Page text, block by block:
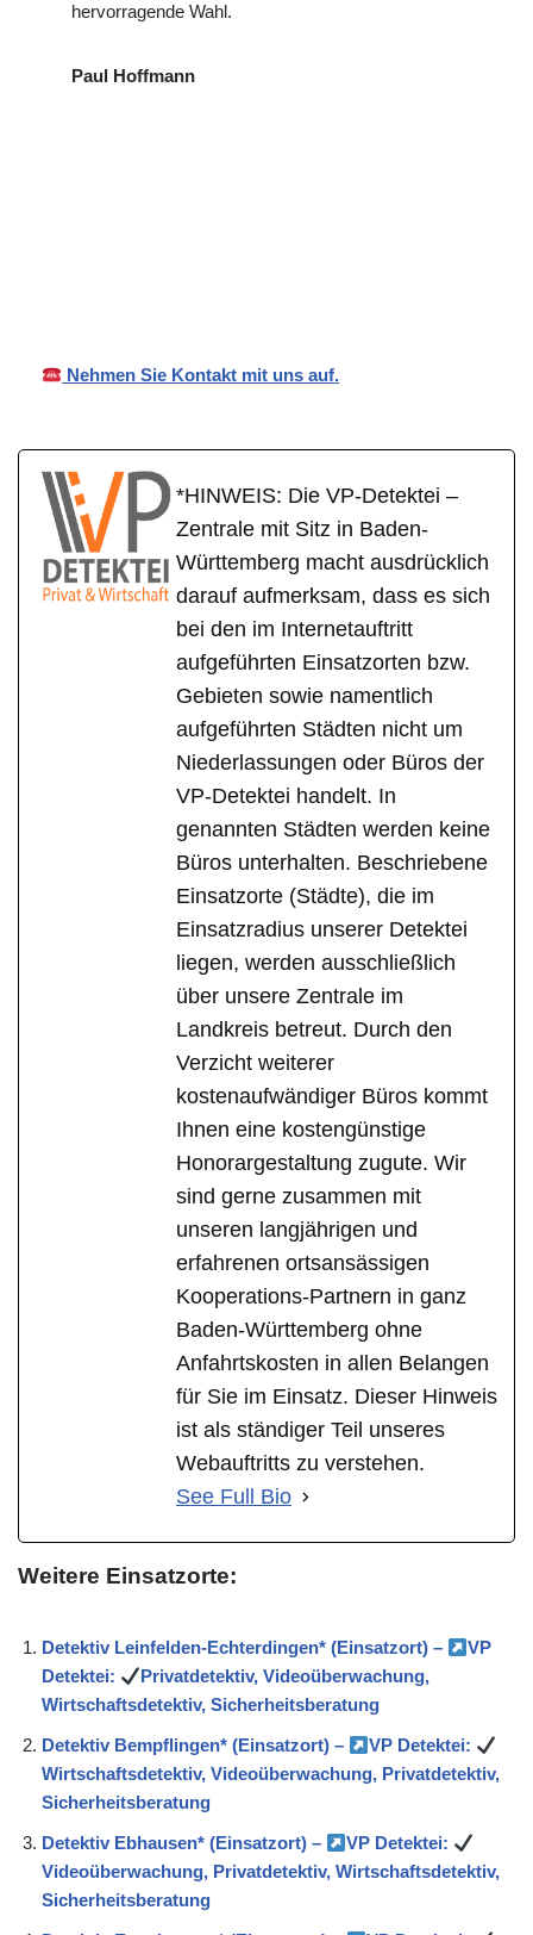
hervorragende Wahl.
Paul Hoffmann
Nehmen Sie Kontakt mit uns auf.
*HINWEIS: Die VP-Detektei –
Zentrale mit Sitz in Baden-
Württemberg macht ausdrücklich
darauf aufmerksam, dass es sich
bei den im Internetauftritt
aufgeführten Einsatzorten bzw.
Gebieten sowie namentlich
aufgeführten Städten nicht um
Niederlassungen oder Büros der
VP-Detektei handelt. In
genannten Städten werden keine
Büros unterhalten. Beschriebene
Einsatzorte (Städte), die im
Einsatzradius unserer Detektei
liegen, werden ausschließlich
über unsere Zentrale im
Landkreis betreut. Durch den
Verzicht weiterer
kostenaufwändiger Büros kommt
Ihnen eine kostengünstige
Honorargestaltung zugute. Wir
sind gerne zusammen mit
unseren langjährigen und
erfahrenen ortsansässigen
Kooperations-Partnern in ganz
Baden-Württemberg ohne
Anfahrtskosten in allen Belangen
für Sie im Einsatz. Dieser Hinweis
ist als ständiger Teil unseres
Webauftritts zu verstehen.
See Full Bio
Weitere Einsatzorte:
Detektiv Leinfelden-Echterdingen* (Einsatzort) –
VP
Detektei:
Privatdetektiv, Videoüberwachung,
Wirtschaftsdetektiv, Sicherheitsberatung
Detektiv Bempflingen* (Einsatzort) –
VP Detektei:
Wirtschaftsdetektiv, Videoüberwachung, Privatdetektiv,
Sicherheitsberatung
Detektiv Ebhausen* (Einsatzort) –
VP Detektei:
Videoüberwachung, Privatdetektiv, Wirtschaftsdetektiv,
Sicherheitsberatung